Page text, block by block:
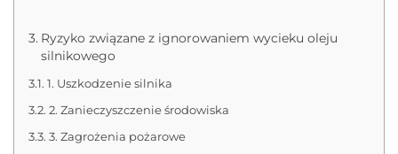
Ryzyko związane z ignorowaniem wycieku oleju
silnikowego
1. Uszkodzenie silnika
2. Zanieczyszczenie środowiska
3. Zagrożenia pożarowe